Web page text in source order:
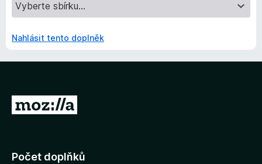
Nahlásit tento doplněk
P
j
Počet doplňků